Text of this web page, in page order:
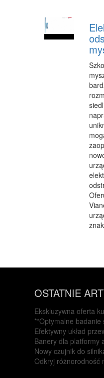
OSTATNIE
Ekskluzywna oferta
**Optymalne
Efektywny układ
Banery dla platformy
Nowy czujnik do
Odkryj różnorodność